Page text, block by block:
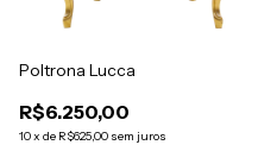
Poltrona Lucca
R$6.250,00
10x de R$625,00 sem juros